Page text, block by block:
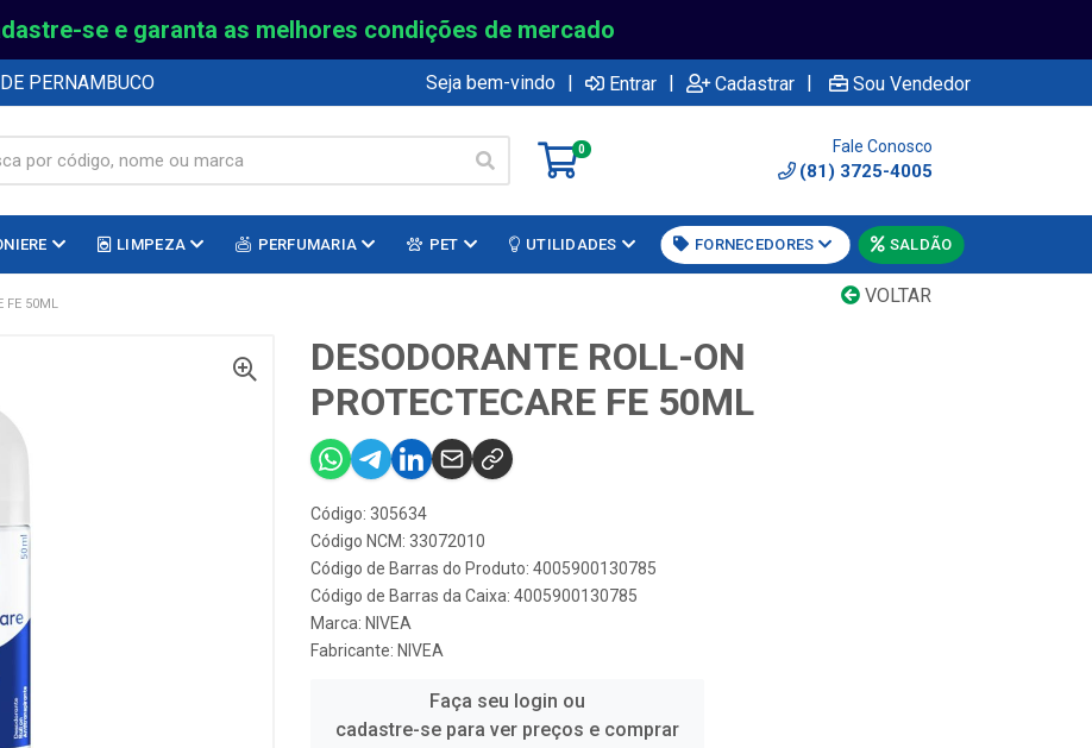
se e garanta as melhores condições de mercado
PERNAMBUCO Seja bem-vindo | Entrar | Cadastrar | Sou Vendedor
0 Fale Conosco
(81) 3725-4005
LIMPEZA PERFUMARIA PET UTILIDADES FORNECEDORES SALDÃO
VOLTAR
FE 50ML
DESODORANTE ROLL-ON
PROTECTECARE FE 50ML
Código: 305634
Código NCM: 33072010
Código de Barras do Produto: 4005900130785
Código de Barras da Caixa: 4005900130785
Marca: NIVEA
Fabricante: NIVEA
Faça seu login ou
cadastre-se para ver preços e comprar